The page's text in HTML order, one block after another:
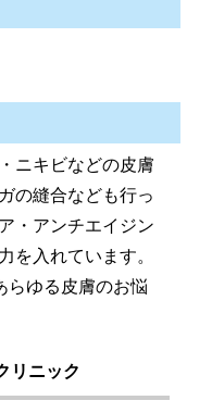
ニキビなどの皮膚
の縫合なども行っ
・アンチエイジン
を入れています。
らゆる皮膚のお悩
リニック